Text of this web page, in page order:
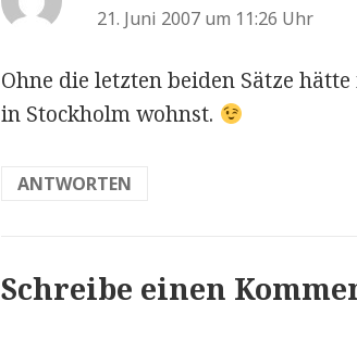
21. Juni 2007 um 11:26 Uhr
Ohne die letzten beiden Sätze
in Stockholm wohnst.
ANTWORTEN
Schreibe einen